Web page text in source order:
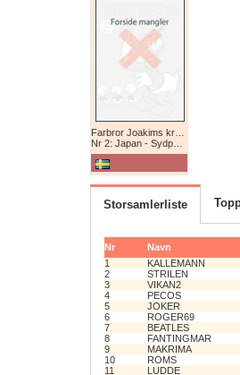
Nr 2: Japan - Sydpolen - Afrika
Storsamlerliste
Nr
Navn
1
KALLEMANN
2
STRILEN
3
VIKAN2
4
PECOS
5
JOKER
6
ROGER69
7
BEATLES
8
FANTINGMAR
9
MAKRIMA
10
ROMS
11
LUDDE